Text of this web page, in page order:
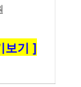
보기 ]